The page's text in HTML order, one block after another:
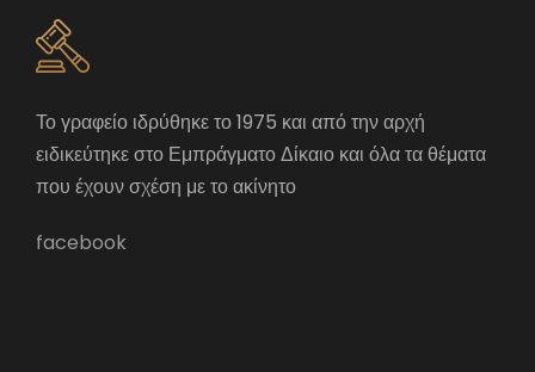
Το γραφείο ιδρύθηκε το 1975 και από την αρχή
ειδικεύτηκε στο Εμπράγματο Δίκαιο και όλα τα θέματα
που έχουν σχέση με το ακίνητο
facebook